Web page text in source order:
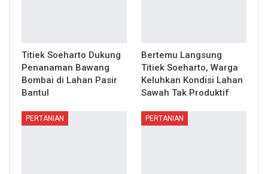
Titiek Soeharto Dukung
Penanaman Bawang
Bombai di Lahan Pasir
Bantul
Bertemu Langsung
Titiek Soeharto, Warga
Keluhkan Kondisi Lahan
Sawah Tak Produktif
PERTANIAN PERTANIAN